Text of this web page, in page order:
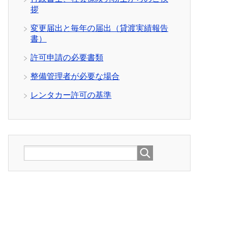
拶
変更届出と毎年の届出（貸渡実績報告
書）
許可申請の必要書類
整備管理者が必要な場合
レンタカー許可の基準